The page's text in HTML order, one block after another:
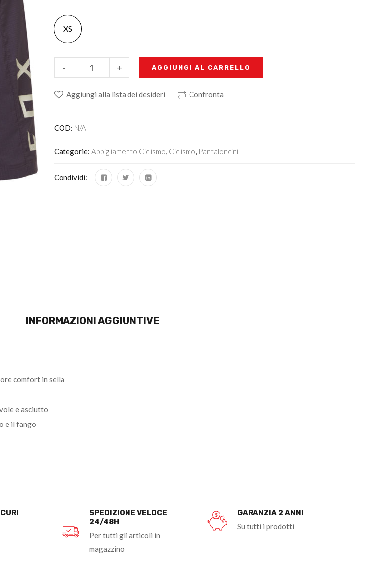
XS
+
- AGGIUNGI AL CARRELLO
Aggiungi alla lista dei desideri Confronta
COD: N/A
Categorie: Abbigliamento Ciclismo Ciclismo Pantaloncini
Condividi:
INFORMAZIONI AGGIUNTIVE
comfort in sella
e asciutto
e il fango
SPEDIZIONE VELOCE
24/48H
Per tutti gli articoli in
magazzino
GARANZIA 2 ANNI
Su tutti i prodotti